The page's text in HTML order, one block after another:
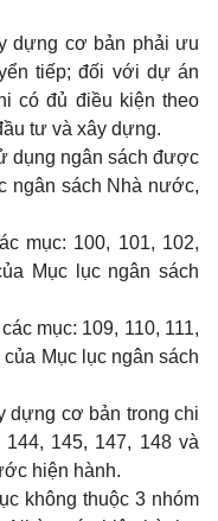
dựng cơ bản phải ưu
tiếp; đối với dự án
có đủ điều kiện theo
tư và xây dựng.
dụng ngân sách được
ngân sách Nhà nước,
mục: 100, 101, 102,
Mục lục ngân sách
mục: 109, 110, 111,
của Mục lục ngân sách
dựng cơ bản trong chi
145, 147, 148 và
hiện hành.
không thuộc 3 nhóm